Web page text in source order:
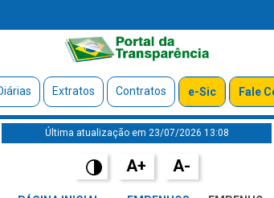
Extratos Contratos e-Sic Fale
Última atualização em 23/07/2026 13:08
A+ A-